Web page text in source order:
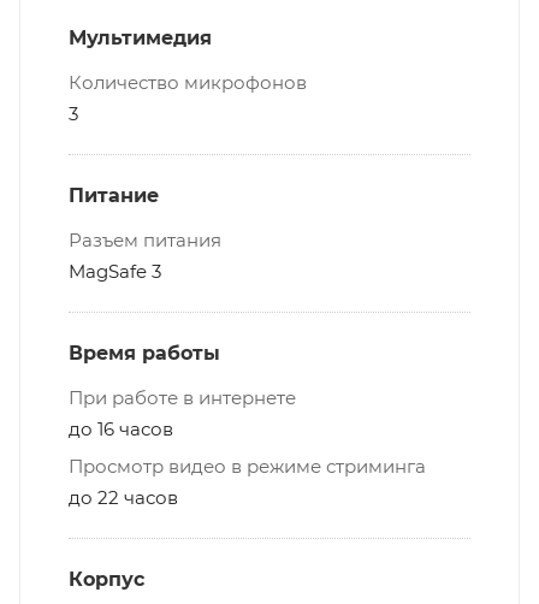
Мультимедия
Количество микрофонов
3
Питание
Разъем питания
MagSafe 3
Время работы
При работе в интернете
до 16 часов
Просмотр видео в режиме стриминга
до 22 часов
Корпус